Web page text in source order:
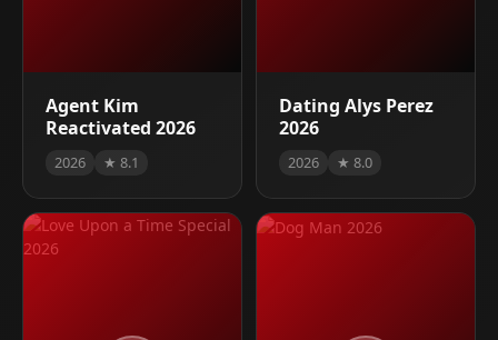
Agent Kim
Reactivated 2026
2026 ★ 8.1
Dating Alys Perez
2026
2026 ★ 8.0